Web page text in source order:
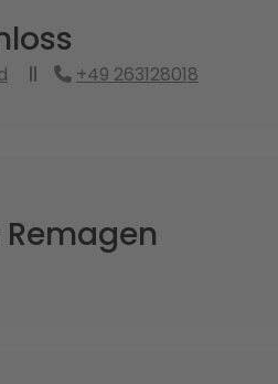
+49 263128018